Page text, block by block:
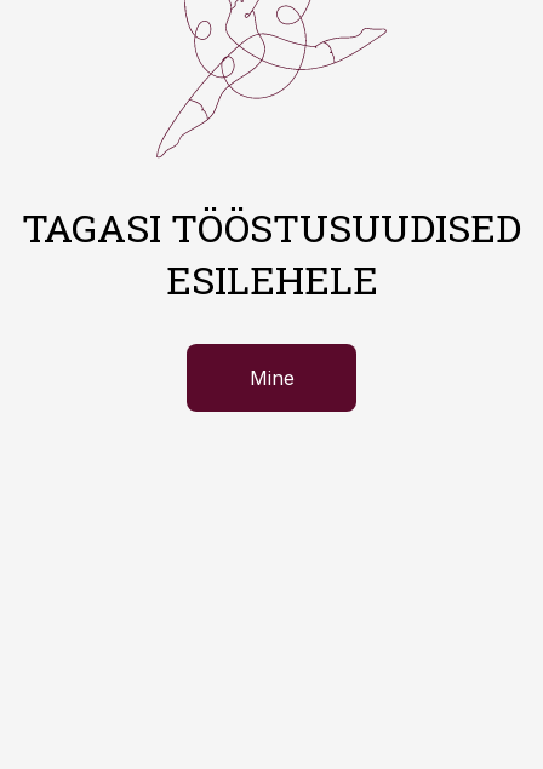
TAGASI TÖÖSTUSUUDISED
ESILEHELE
Mine